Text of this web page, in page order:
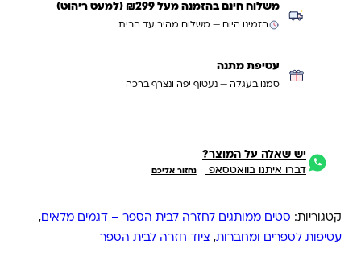
משלוח חינם בהזמנה מעל ₪299 (למעט ריהוט)
הזמינו היום — משלוח מהיר עד הבית
עטיפת מתנה
סמנו בעגלה — נעטוף יפה ונצרף ברכה
יש שאלה על המוצר?
דברו איתנו בוואטסאפ נחזור אליכם
קטגוריות: סטים ממותגים לחזרה לבית הספר – דגמים מלאים,
עטיפות לספרים ומחברות, ציוד חזרה לבית הספר